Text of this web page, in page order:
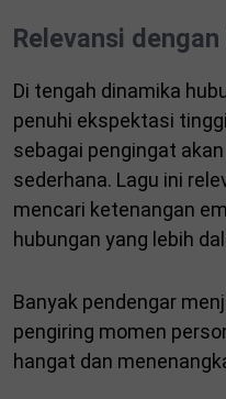
Relevansi
Di tengah dinamika
penuhi ekspektasi
sebagai pengingat
sederhana. Lagu ini
mencari ketenangan
hubungan yang lebih
Banyak pendengar
pengiring momen
hangat dan